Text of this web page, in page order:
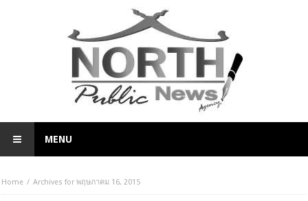
MENU
Home Archives for พฤษภาคม 16, 2015